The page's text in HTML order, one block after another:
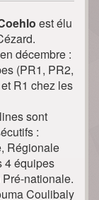
est élu
décembre :
(PR1, PR2,
R1 chez les
sont
:
Régionale
4 équipes
nationale.
Coulibaly